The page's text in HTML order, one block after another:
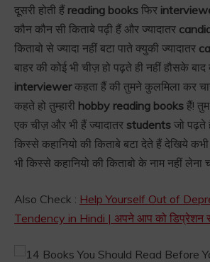
दूसरी होती हैं reading books फिर
कौन कौन सी किताबे पढ़ी हैं और ज्यादातर
किताबो से ज्यादा नहीं बटा पाते क्युकी ज्यादातर
बाहर की कोई भी चीज़ हो पढ़ते ही नहीं हौसके
interviewerकहता हैं की तुमने कुलमिला कर
कहते हो तुम्हारी hobby reading books हैं!
एक चीज़ और भी हैं ज्यादातर students जो पढ़ते
किस्से कहानियो की किताबे बटा देते हैं देखिये कभी
भी किस्से कहानियो की किताबो के नाम नहीं लेना
Also Check : Help Yourself Out of
Tendency in Hindi | अपने आप को डिप्रेशन